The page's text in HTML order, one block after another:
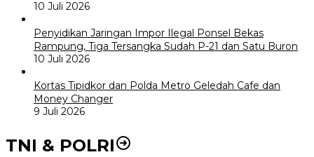
10 Juli 2026
Penyidikan Jaringan Impor Ilegal Ponsel Bekas
Rampung, Tiga Tersangka Sudah P-21 dan Satu Buron
10 Juli 2026
Kortas Tipidkor dan Polda Metro Geledah Cafe dan
Money Changer
9 Juli 2026
TNI & POLRI